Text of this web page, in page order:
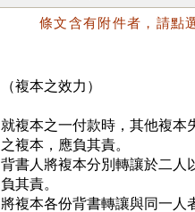
條文含有附件者，請點
（複本之效力）
就複本之一付款時，其他複本
之複本，應負其責。
背書人將複本分別轉讓於二人
負其責。
將複本各份背書轉讓與同一人